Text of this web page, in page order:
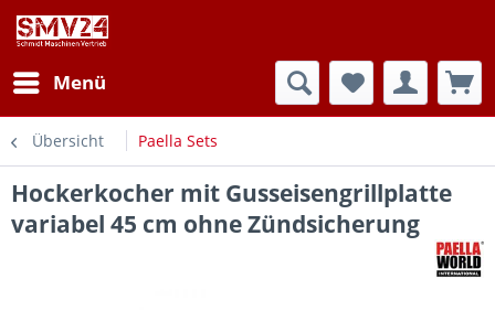
Menü
Übersicht Paella Sets
Hockerkocher mit Gusseisengrillplatte
variabel 45 cm ohne Zündsicherung